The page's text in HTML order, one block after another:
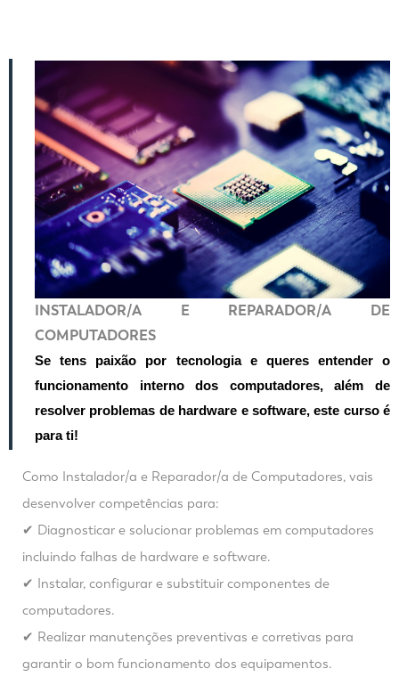
INSTALADOR/A E REPARADOR/A DE
COMPUTADORES
Se tens paixão por tecnologia e queres entender o
funcionamento interno dos computadores, além de
resolver problemas de hardware e software, este curso é
para ti!
Como Instalador/a e Reparador/a de Computadores, vais
desenvolver competências para:
✔ Diagnosticar e solucionar problemas em computadores
incluindo falhas de hardware e software.
✔ Instalar, configurar e substituir componentes de
computadores.
✔ Realizar manutenções preventivas e corretivas para
garantir o bom funcionamento dos equipamentos.